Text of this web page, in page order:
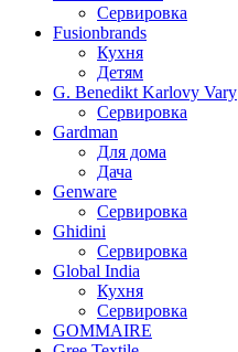
Сервировка
Fusionbrands
Кухня
Детям
G. Benedikt Karlovy Vary
Сервировка
Gardman
Для дома
Дача
Genware
Сервировка
Ghidini
Сервировка
Global India
Кухня
Сервировка
GOMMAIRE